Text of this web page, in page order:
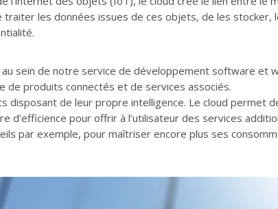
les données issues de ces objets, de les
au sein de notre service de développement software et
de produits connectés et de services associés.
disposant de leur propre intelligence. Le cloud permet
d’efficience pour offrir à l’utilisateur des services
par exemple, pour maîtriser encore plus ses